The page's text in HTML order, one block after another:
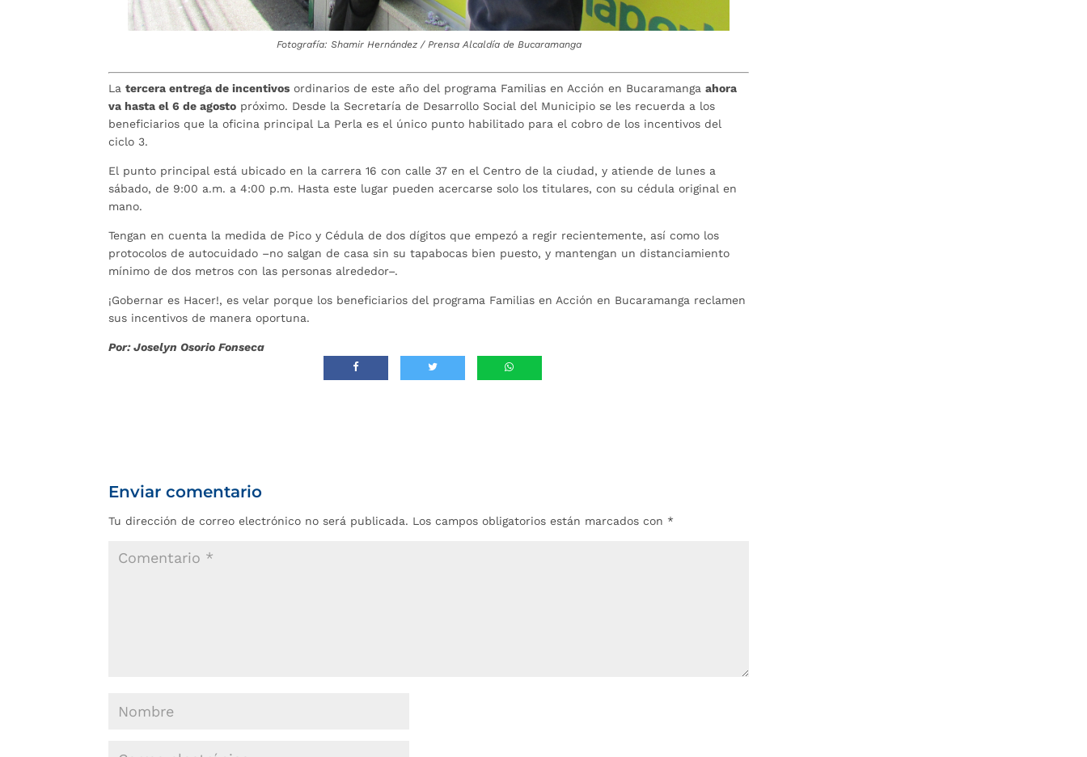
Fotografía: Shamir Hernández / Prensa Alcaldía de Bucaramanga
Latercera entrega de incentivos ordinarios de este año del programa Familias en Acción en Bucaramangaahora
va hasta el 6 de agosto próximo. Desde la Secretaría de Desarrollo Social del Municipio se les recuerda a los
beneficiarios que la oficina principal La Perla es el único punto habilitado para el cobro de los incentivos del
ciclo 3.
El punto principal está ubicado en la carrera 16 con calle 37 en el Centro de la ciudad, y atiende de lunes a
sábado, de 9:00 a.m. a 4:00 p.m. Hasta este lugar pueden acercarse solo los titulares, con su cédula original en
mano.
Tengan en cuenta la medida de Pico y Cédula de dos dígitos que empezó a regir recientemente, así como los
protocolos de autocuidado –no salgan de casa sin su tapabocas bien puesto, y mantengan un distanciamiento
mínimo de dos metros con las personas alrededor–.
¡Gobernar es Hacer!, es velar porque los beneficiarios del programa Familias en Acción en Bucaramanga reclamen
sus incentivos de manera oportuna.
Por: Joselyn Osorio Fonseca
Enviar comentario
Tu dirección de correo electrónico no será publicada. Los campos obligatorios están marcados con *